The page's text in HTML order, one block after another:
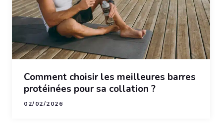
Comment choisir les meilleures barres
protéinées pour sa collation ?
02/02/2026